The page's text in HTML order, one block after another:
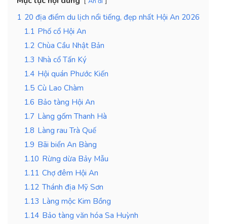
1 20 địa điểm du lịch nổi tiếng, đẹp nhất Hội An 2026
1.1 Phố cổ Hội An
1.2 Chùa Cầu Nhật Bản
1.3 Nhà cổ Tấn Ký
1.4 Hội quán Phước Kiến
1.5 Cù Lao Chàm
1.6 Bảo tàng Hội An
1.7 Làng gốm Thanh Hà
1.8 Làng rau Trà Quế
1.9 Bãi biển An Bàng
1.10 Rừng dừa Bảy Mẫu
1.11 Chợ đêm Hội An
1.12 Thánh địa Mỹ Sơn
1.13 Làng mộc Kim Bồng
1.14 Bảo tàng văn hóa Sa Huỳnh